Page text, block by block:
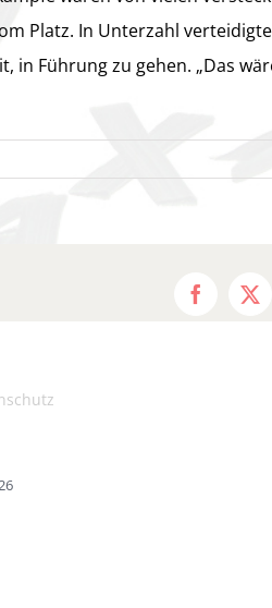
Platz. In Unterzahl
Führung zu gehen. „Das
Facebook
X